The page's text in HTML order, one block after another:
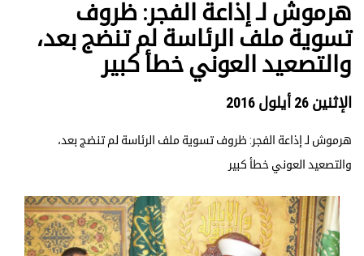
هرموش لـ إذاعة الفجر: ظروف
تسوية ملف الرئاسة لم تنضج بعد،
والتصعيد العوني خطأ كبير
الإثنين 26 أيلول 2016
هرموش لـ إذاعة الفجر: ظروف تسوية ملف الرئاسة لم تنضج بعد،
والتصعيد العوني خطأ كبير